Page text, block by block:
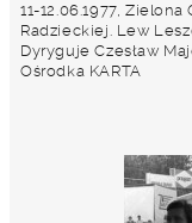
11-12.06.1977,
Radzieckiej. Lew
Dyryguje Czesław
Ośrodka KARTA